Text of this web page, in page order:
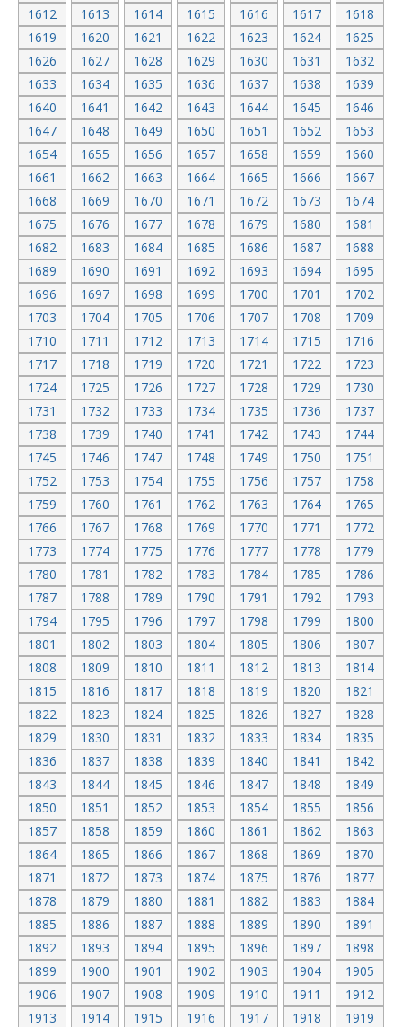
1612
1613 1614 1615 1616 1617
1618
1619
1620 1621 1622 1623 1624
1625
1626
1627 1628 1629 1630 1631
1632
1633
1634 1635 1636 1637 1638
1639
1640
1641 1642 1643 1644 1645
1646
1647
1648 1649 1650 1651 1652
1653
1654
1655 1656 1657 1658 1659
1660
1661
1662 1663 1664 1665 1666
1667
1668
1669 1670 1671 1672 1673
1674
1675
1676 1677 1678 1679 1680
1681
1682
1683 1684 1685 1686 1687
1688
1689
1690 1691 1692 1693 1694
1695
1696
1697 1698 1699 1700 1701
1702
1703
1704 1705 1706 1707 1708
1709
1710
1711 1712 1713 1714 1715
1716
1717
1718 1719 1720 1721 1722
1723
1724
1725 1726 1727 1728 1729
1730
1731
1732 1733 1734 1735 1736
1737
1738
1739 1740 1741 1742 1743
1744
1745
1746 1747 1748 1749 1750
1751
1752
1753 1754 1755 1756 1757
1758
1759
1760 1761 1762 1763 1764
1765
1766
1767 1768 1769 1770 1771
1772
1773
1774 1775 1776 1777 1778
1779
1780
1781 1782 1783 1784 1785
1786
1787
1788 1789 1790 1791 1792
1793
1794
1795 1796 1797 1798 1799
1800
1801
1802 1803 1804 1805 1806
1807
1808
1809 1810 1811 1812 1813
1814
1815
1816 1817 1818 1819 1820
1821
1822
1823 1824 1825 1826 1827
1828
1829
1830 1831 1832 1833 1834
1835
1836
1837 1838 1839 1840 1841
1842
1843
1844 1845 1846 1847 1848
1849
1850
1851 1852 1853 1854 1855
1856
1857
1858 1859 1860 1861 1862
1863
1864
1865 1866 1867 1868 1869
1870
1871
1872 1873 1874 1875 1876
1877
1878
1879 1880 1881 1882 1883
1884
1885
1886 1887 1888 1889 1890
1891
1892
1893 1894 1895 1896 1897
1898
1899
1900 1901 1902 1903 1904
1905
1906
1907 1908 1909 1910 1911
1912
1913
1914 1915 1916 1917 1918
1919